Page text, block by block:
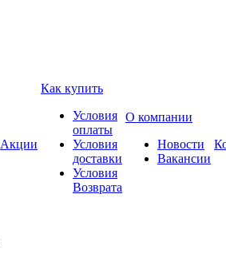
Акции
Как купить
Условия
оплаты
Условия
доставки
Условия
Возврата
О компании
Новости
Вакансии